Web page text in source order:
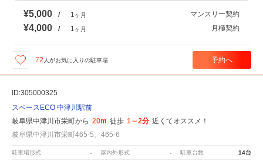
¥5,000 / 1ヶ月 マンスリー契約
¥4,000 / 1ヶ月 月極契約
72 人がお気に入りの駐車場 予約へ
ID:305000325
スペースECO 中津川駅前
岐阜県中津川市栄町から 20m 徒歩 1～2分 近くてオススメ！
岐阜県中津川市栄町465-5、465-6
駐車場形式 - 屋内外形式 - 駐車台数 14台